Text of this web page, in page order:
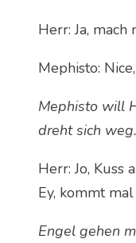
Herr: Ja, mach
Mephisto:
Mephisto will
dreht sich weg.
Herr: Jo, Kuss
Ey, kommt
Engel gehen